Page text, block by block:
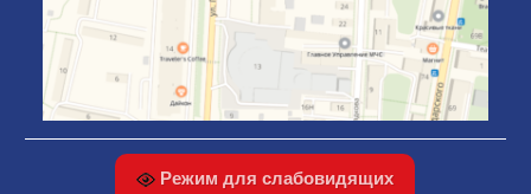
Режим для слабовидящих